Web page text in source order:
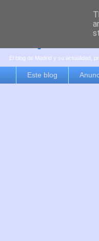
es por
El blog de Madrid y su actualidad,
Este blog